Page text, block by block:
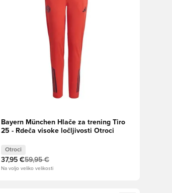
Bayern München Hlače za trening Tiro
25 - Rdeča visoke ločljivosti Otroci
Otroci
37,95 €59,95 €
Na voljo veliko velikosti